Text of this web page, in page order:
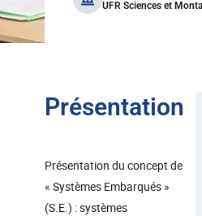
UFR Sciences et
Présentation
Présentation du concept de
« Systèmes Embarqués »
(S.E.) : systèmes